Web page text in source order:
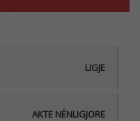
LIGJE
AKTE NËNLIGJORE